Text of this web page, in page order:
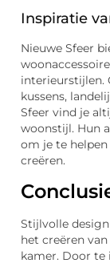
Inspiratie
Nieuwe Sfeer
interieurstijlen.
kussens,
Sfeer vind je
woonstijl. Hun
om je te
creëren.
Stijlvolle
het creëren
kamer. Door te